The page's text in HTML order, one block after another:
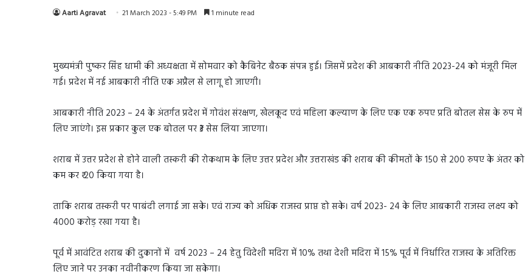
Aarti Agravat 21 March 2023 - 5:49 PM 1 minute read
मुख्यमंत्री पुष्कर सिंह धामी की अध्यक्षता में सोमवार को कैबिनेट बैठक संपन्न हुई। जिसमें प्रदेश की आबकारी नीति 2023-24 को मंजूरी मिल
गई। प्रदेश में नई आबकारी नीति एक अप्रैल से लागू हो जाएगी।
आबकारी नीति 2023 – 24 के अंतर्गत प्रदेश में गोवंश संरक्षण, खेलकूद एवं महिला कल्याण के लिए एक एक रुपए प्रति बोतल सेस के रुप में
लिए जाएंगे। इस प्रकार कुल एक बोतल पर ₹3 सेस लिया जाएगा।
शराब में उत्तर प्रदेश से होने वाली तस्करी की रोकथाम के लिए उत्तर प्रदेश और उत्तराखंड की शराब की कीमतों के 150 से 200 रुपए के अंतर को
कम कर ₹ 20 किया गया है।
ताकि शराब तस्करी पर पाबंदी लगाई जा सके। एवं राज्य को अधिक राजस्व प्राप्त हो सके। वर्ष 2023- 24 के लिए आबकारी राजस्व लक्ष्य को
4000 करोड़ रखा गया है।
पूर्व में आवंटित शराब की दुकानों में वर्ष 2023 – 24 हेतु विदेशी मदिरा में 10% तथा देशी मदिरा में 15% पूर्व में निर्धारित राजस्व के अतिरिक्त
लिए जाने पर उनका नवीनीकरण किया जा सकेगा।